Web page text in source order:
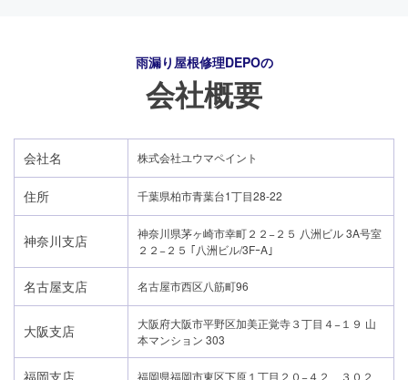
24時間365日対応
050-1883-0629
雨漏り屋根修理DEPOの
会社概要
会社名 株式会社ユウマペイント
住所 千葉県柏市青葉台1丁目28-22
神奈川支店
神奈川県茅ヶ崎市幸町２２−２５ 八洲ビル 3A号室
２２−２５ ｢八洲ビル/3FｰA｣
名古屋支店 名古屋市西区八筋町96
大阪支店
大阪府大阪市平野区加美正覚寺３丁目４−１９ 山
本マンション 303
福岡県福岡市東区下原１丁目２０−４２ ３０２